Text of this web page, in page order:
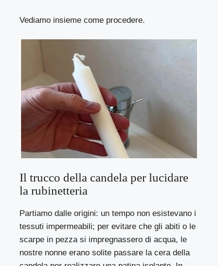
Vediamo insieme come procedere.
Il trucco della candela per lucidare
la rubinetteria
Partiamo dalle origini: un tempo non esistevano i
tessuti impermeabili; per evitare che gli abiti o le
scarpe in pezza si impregnassero di acqua, le
nostre nonne erano solite passare la cera della